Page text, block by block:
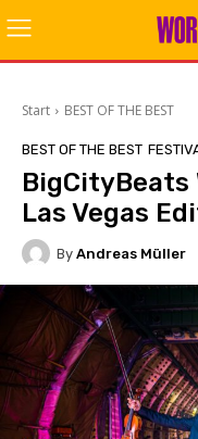
Start BEST OF THE BEST
BEST OF THE BEST
BigCityBeats
Las Vegas
By Andreas Müller